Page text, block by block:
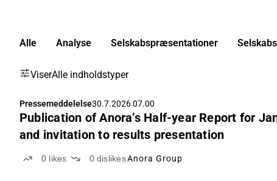
Alle Analyse Selskabspræsentationer
ViserAlle indholdstyper
Pressemeddelelse30.7.2026 07.00
Publication of Anora’s Half-year Report for
and invitation to results presentation
0 likes 0 dislikesAnora Group